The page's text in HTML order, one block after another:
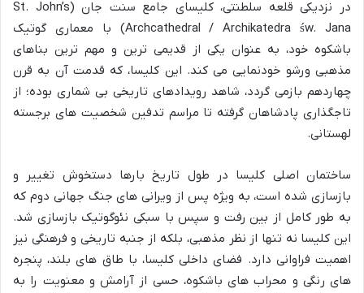
در نزدیکی قلعه سلطنتی، کلیسای جامع سنت جان (St. John’s
Archcathedral / Archikatedra św. Jana) با معماری گوتیک
باشکوه خود، به عنوان یکی از قدیمی ترین و مهم ترین بناهای
مذهبی ورشو خودنمایی می کند. این کلیسا، که قدمت آن به قرن
چهاردهم بازمی گردد، شاهد رویدادهای تاریخی بی شماری بوده؛ از
تاجگذاری پادشاهان گرفته تا مراسم تدفین شخصیت های برجسته
لهستانی.
ساختمان اصلی کلیسا در طول تاریخ بارها دستخوش تغییر و
بازسازی شده است، به ویژه پس از ویرانی های جنگ جهانی دوم که
به طور کامل از بین رفت و سپس با سبکی نئوگوتیک بازسازی شد.
این کلیسا نه تنها از نظر مذهبی، بلکه از جنبه تاریخی و فرهنگی نیز
اهمیت فراوانی دارد. فضای داخلی کلیسا، با طاق های بلند، پنجره
های رنگی و محراب های باشکوه، حسی از آرامش و معنویت را به